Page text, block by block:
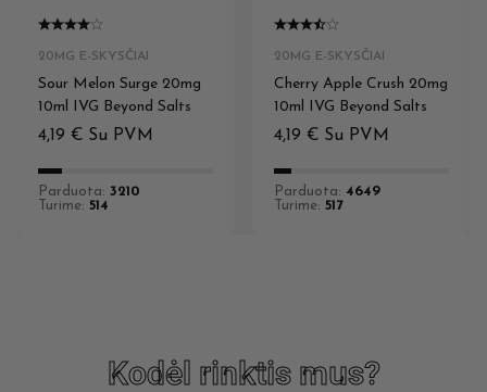
20MG E-SKYSČIAI
Sour Melon Surge 20mg
10ml IVG Beyond Salts
4,19 € Su PVM
Parduota: 3210
Turime: 514
20MG E-SKYSČIAI
Cherry Apple Crush 20mg
10ml IVG Beyond Salts
4,19 € Su PVM
Parduota: 4649
Turime: 517
Kodėl rinktis mus?